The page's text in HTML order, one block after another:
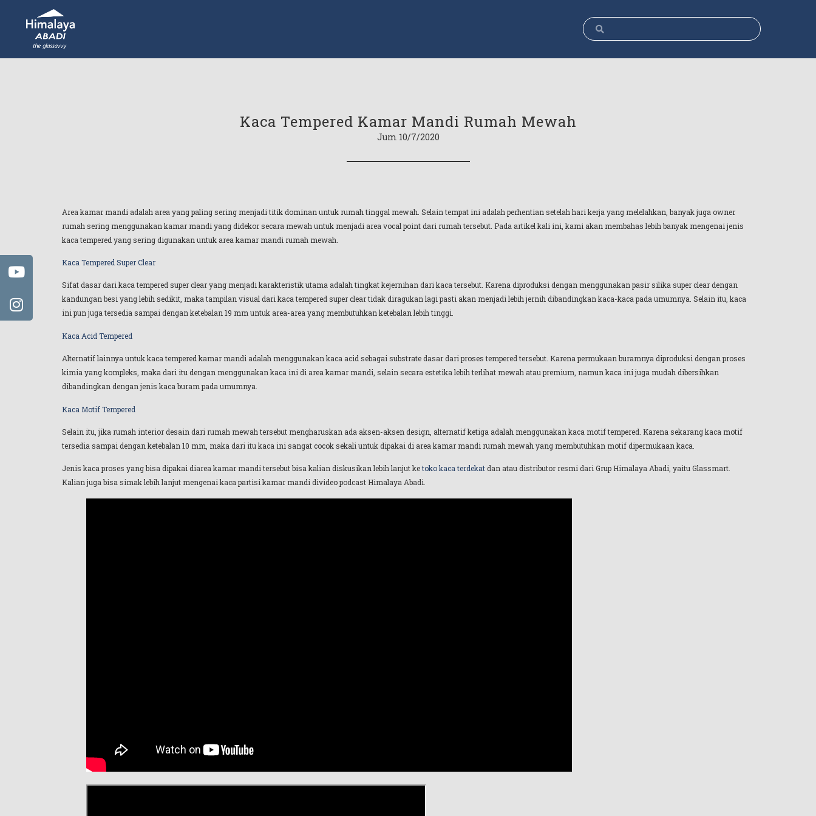
Kaca Tempered Kamar Mandi Rumah Mewah
Jum 10/7/2020
Area kamar mandi adalah area yang paling sering menjadi titik dominan untuk rumah tinggal mewah. Selain tempat ini adalah perhentian setelah hari kerja yang melelahkan, banyak juga owner
rumah sering menggunakan kamar mandi yang didekor secara mewah untuk menjadi area vocal point dari rumah tersebut. Pada artikel kali ini, kami akan membahas lebih banyak mengenai jenis
kaca tempered yang sering digunakan untuk area kamar mandi rumah mewah.
Kaca Tempered Super Clear
Sifat dasar dari kaca tempered super clear yang menjadi karakteristik utama adalah tingkat kejernihan dari kaca tersebut. Karena diproduksi dengan menggunakan pasir silika super clear dengan
kandungan besi yang lebih sedikit, maka tampilan visual dari kaca tempered super clear tidak diragukan lagi pasti akan menjadi lebih jernih dibandingkan kaca-kaca pada umumnya. Selain itu, kaca
ini pun juga tersedia sampai dengan ketebalan 19 mm untuk area-area yang membutuhkan ketebalan lebih tinggi.
Kaca Acid Tempered
Alternatif lainnya untuk kaca tempered kamar mandi adalah menggunakan kaca acid sebagai substrate dasar dari proses tempered tersebut. Karena permukaan buramnya diproduksi dengan proses
kimia yang kompleks, maka dari itu dengan menggunakan kaca ini di area kamar mandi, selain secara estetika lebih terlihat mewah atau premium, namun kaca ini juga mudah dibersihkan
dibandingkan dengan jenis kaca buram pada umumnya.
Kaca Motif Tempered
Selain itu, jika rumah interior desain dari rumah mewah tersebut mengharuskan ada aksen-aksen design, alternatif ketiga adalah menggunakan kaca motif tempered. Karena sekarang kaca motif
tersedia sampai dengan ketebalan 10 mm, maka dari itu kaca ini sangat cocok sekali untuk dipakai di area kamar mandi rumah mewah yang membutuhkan motif dipermukaan kaca.
Jenis kaca proses yang bisa dipakai diarea kamar mandi tersebut bisa kalian diskusikan lebih lanjut ketoko kaca terdekatdan atau distributor resmi dari Grup Himalaya Abadi, yaitu Glassmart.
Kalian juga bisa simak lebih lanjut mengenai kaca partisi kamar mandi divideo podcast Himalaya Abadi.